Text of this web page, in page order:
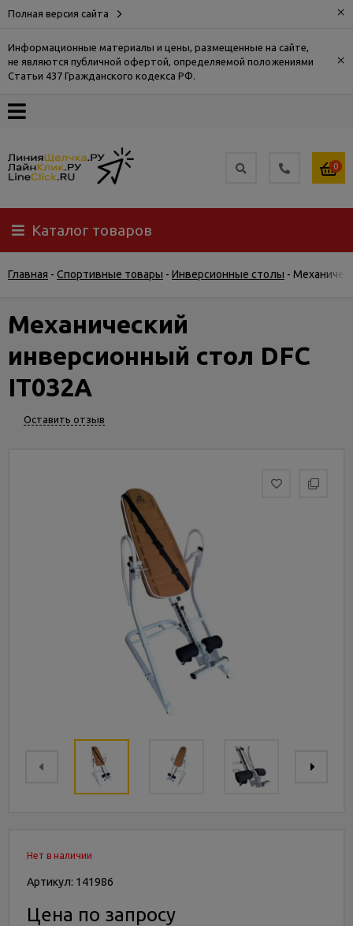
Полная версия сайта ×
Информационные материалы и цены, размещенные на сайте,
не являются публичной офертой, определяемой положениями
Статьи 437 Гражданского кодекса РФ.
×
О
Доставка
Самовывоз
Гарантия
Услуги
и
сервис
0
Каталог товаров
Главная - Спортивные товары - Инверсионные столы -
Механический
инверсионный стол DFC
IT032A
Оставить отзыв
Нет в наличии
Артикул: 141986
Цена по запросу